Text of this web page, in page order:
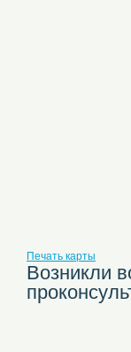
Печать карты
Возникли